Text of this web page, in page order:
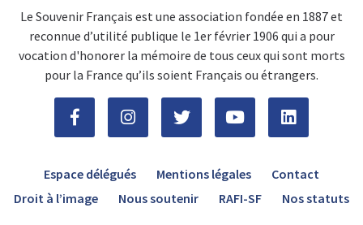
Le Souvenir Français est une association fondée en 1887 et
reconnue d’utilité publique le 1er février 1906 qui a pour
vocation d'honorer la mémoire de tous ceux qui sont morts
pour la France qu’ils soient Français ou étrangers.
Espace délégués Mentions légales
Contact
Droit à l’image
Nous soutenir RAFI-SF Nos statuts